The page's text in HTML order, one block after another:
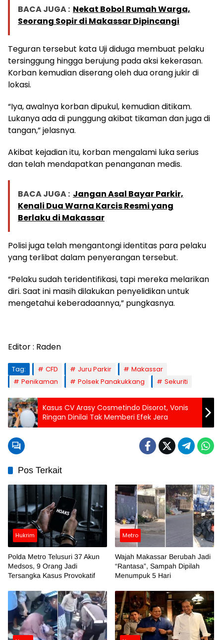
BACA JUGA : Nekat Bobol Rumah Warga,
Seorang Sopir di Makassar Dipincangi
Teguran tersebut kata Uji diduga membuat pelaku
tersinggung hingga berujung pada aksi kekerasan.
Korban kemudian diserang oleh dua orang jukir di
lokasi.
“Iya, awalnya korban dipukul, kemudian ditikam.
Lukanya ada di punggung akibat tikaman dan juga di
tangan,” jelasnya.
Akibat kejadian itu, korban mengalami luka serius
dan telah mendapatkan penanganan medis.
BACA JUGA : Jangan Asal Bayar Parkir,
Kenali Dua Warna Karcis Resmi yang
Berlaku di Makassar
Polisi juga telah mengantongi identitas para pelaku
yang terlibat dalam penyerangan tersebut.
“Pelaku sudah teridentifikasi, tapi mereka melarikan
diri. Saat ini masih dilakukan penyelidikan untuk
mengetahui keberadaannya,” pungkasnya.
Editor : Raden
Tag: CFD Juru Parkir
Makassar
Penikaman
Polsek Panakukkang Sekuriti
Kasus CV Arasy Cosmetindo Disorot, Vonis
Ringan Dinilai Tak Memberi Efek Jera
Pos Terkait
Hukrim
Polda Metro Telusuri 37 Akun
Medsos, 9 Orang Jadi
Tersangka Kasus Provokatif
Metro
Wajah Makassar Berubah Jadi
“Rantasa”, Sampah Dipilah
Menumpuk 5 Hari